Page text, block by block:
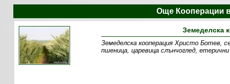
Още Кооперации
Земеделска
Земеделска кооперация Христо Ботев,
пшеница, царевица слънчоглед,